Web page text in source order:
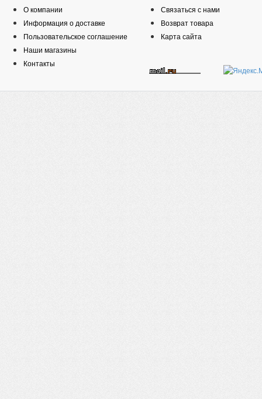
О компании
Информация о доставке
Пользовательское соглашение
Наши магазины
Контакты
Связаться с нами
Возврат товара
Карта сайта